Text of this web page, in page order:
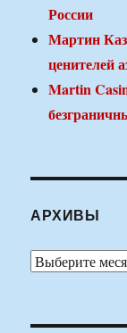
России
Мартин
ценителей
Martin
АРХИВЫ
Архивы